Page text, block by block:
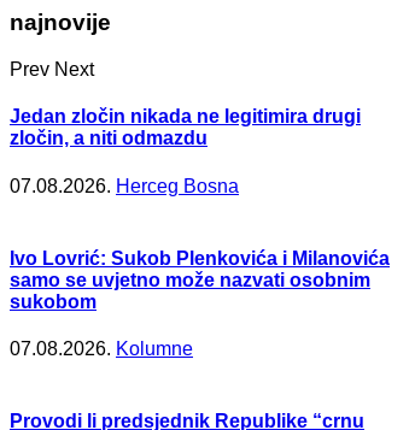
najnovije
Prev Next
Jedan zločin nikada ne legitimira drugi
zločin, a niti odmazdu
07.08.2026. Herceg Bosna
Ivo Lovrić: Sukob Plenkovića i Milanovića
samo se uvjetno može nazvati osobnim
sukobom
07.08.2026. Kolumne
Provodi li predsjednik Republike “crnu